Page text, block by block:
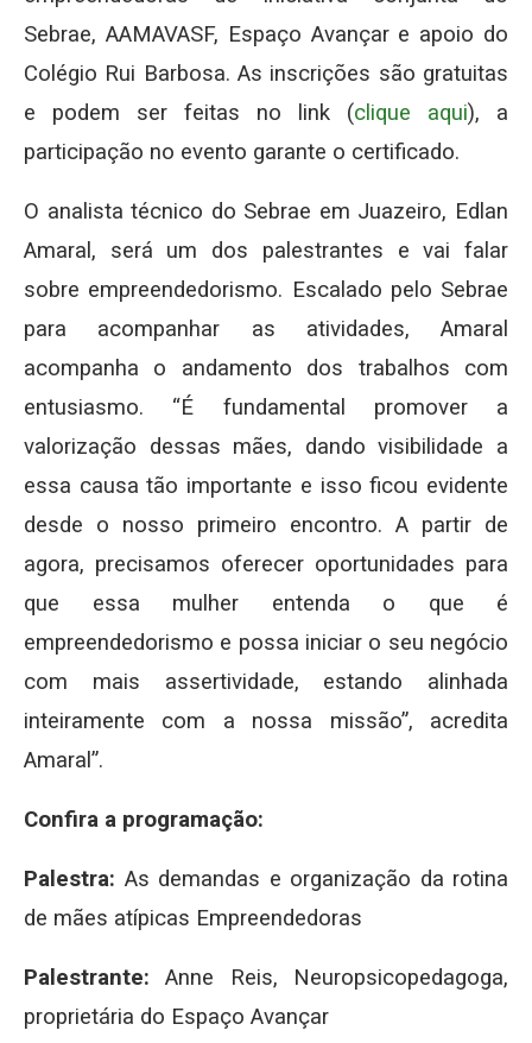
Sebrae, AAMAVASF, Espaço Avançar e apoio do
Colégio Rui Barbosa. As inscrições são gratuitas
e podem ser feitas no link (clique aqui), a
participação no evento garante o certificado.
O analista técnico do Sebrae em Juazeiro, Edlan
Amaral, será um dos palestrantes e vai falar
sobre empreendedorismo. Escalado pelo Sebrae
para acompanhar as atividades, Amaral
acompanha o andamento dos trabalhos com
entusiasmo. “É fundamental promover a
valorização dessas mães, dando visibilidade a
essa causa tão importante e isso ficou evidente
desde o nosso primeiro encontro. A partir de
agora, precisamos oferecer oportunidades para
que essa mulher entenda o que é
empreendedorismo e possa iniciar o seu negócio
com mais assertividade, estando alinhada
inteiramente com a nossa missão”, acredita
Amaral”.
Confira a programação:
Palestra: As demandas e organização da rotina
de mães atípicas Empreendedoras
Palestrante: Anne Reis, Neuropsicopedagoga,
proprietária do Espaço Avançar